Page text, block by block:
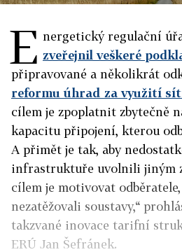
E nergetický regulační
zveřejnil veškeré
připravované a několikrát
reformu úhrad za využití
cílem je zpoplatnit zbytečně
kapacitu připojení, kterou
A přimět je tak, aby
infrastruktuře uvolnili jiným
cílem je motivovat
nezatěžovali soustavy,“
takzvané inovace tarifní
ERÚ Jan Šefránek.